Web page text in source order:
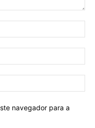
navegador para a